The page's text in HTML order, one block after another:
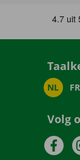
NL FR
Volg